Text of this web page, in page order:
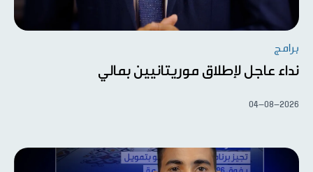
برامج
نداء عاجل لإطلاق موريتانيين بمالي
04-08-2026